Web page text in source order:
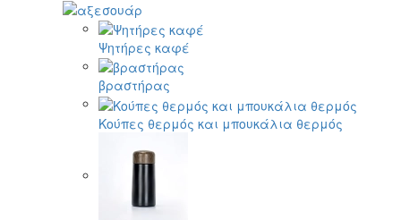
Ψητήρες καφέ
βραστήρας
Κούπες θερμός και μπουκάλια θερμός